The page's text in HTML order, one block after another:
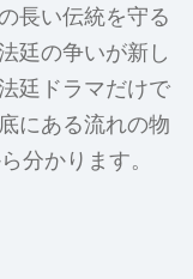
長い伝統を守る
廷の争いが新し
廷ドラマだけで
にある流れの物
分かります。